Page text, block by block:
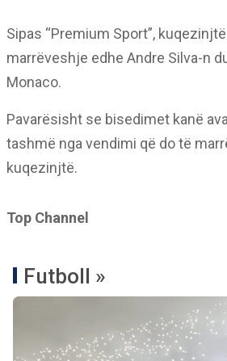
Sipas “Premium Sport”,
marrëveshje edhe Andre Silva-n
Monaco.
Pavarësisht se bisedimet kanë
tashmë nga vendimi që do të
kuqezinjtë.
Top Channel
Futboll »